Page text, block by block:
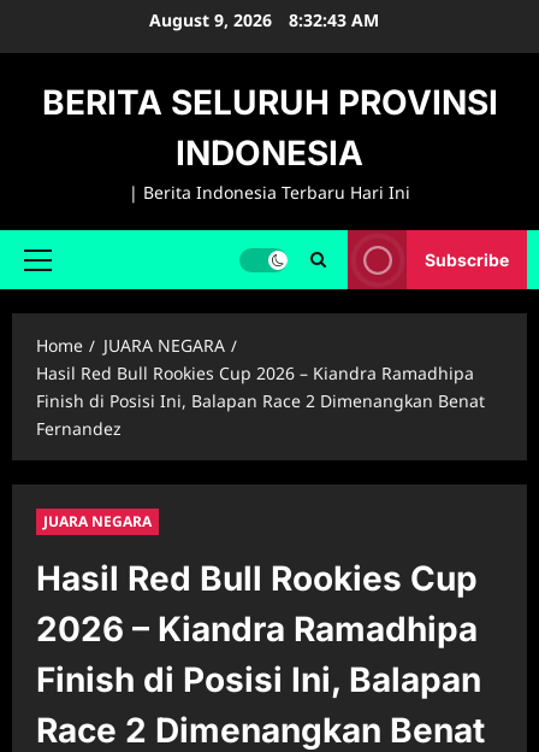
August 9, 2026 8:32:44 AM
BERITA SELURUH PROVINSI
INDONESIA
| Berita Indonesia Terbaru Hari Ini
Primary
Subscribe
Home
JUARA NEGARA
Hasil Red Bull Rookies Cup 2026 – Kiandra Ramadhipa
Finish di Posisi Ini, Balapan Race 2 Dimenangkan Benat
Fernandez
JUARA NEGARA
Hasil Red Bull Rookies Cup
2026 – Kiandra Ramadhipa
Finish di Posisi Ini, Balapan
Race 2 Dimenangkan Benat